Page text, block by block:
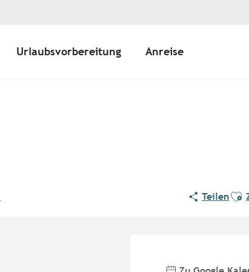
Urlaubsvorbereitung Anreise
Teilen